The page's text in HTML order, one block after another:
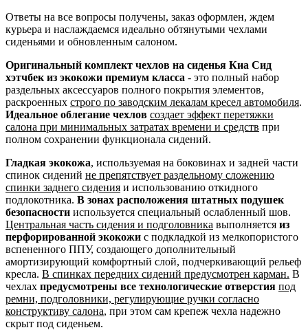
Ответы на все вопросы получены, заказ оформлен, ждем
курьера и наслаждаемся идеально обтянутыми чехлами
сиденьями и обновленным салоном.
Оригинальный комплект чехлов на сиденья Киа Сид
хэтчбек из экокожи премиум класса - это полный набор
раздельных аксессуаров полного покрытия элементов,
раскроенных строго по заводским лекалам кресел автомобиля.
Идеальное облегание чехлов создает эффект перетяжки
салона при минимальных затратах времени и средств при
полном сохранении функционала сидений.
Гладкая экокожа, используемая на боковинах и задней части
спинок сидений не препятствует раздельному сложению
спинки заднего сидения и использованию откидного
подлокотника. В зонах расположения штатных подушек
безопасности используется специальный ослабленный шов.
Центральная часть сидения и подголовника выполняется из
перфорированной экокожи с подкладкой из мелкопористого
вспененного ППУ, создающего дополнительный
амортизирующий комфортный слой, подчеркивающий рельеф
кресла. В спинках передних сидений предусмотрен карман. В
чехлах предусмотрены все технологические отверстия под
ремни, подголовники, регулирующие ручки согласно
конструктиву салона, при этом сам крепеж чехла надежно
скрыт под сиденьем.